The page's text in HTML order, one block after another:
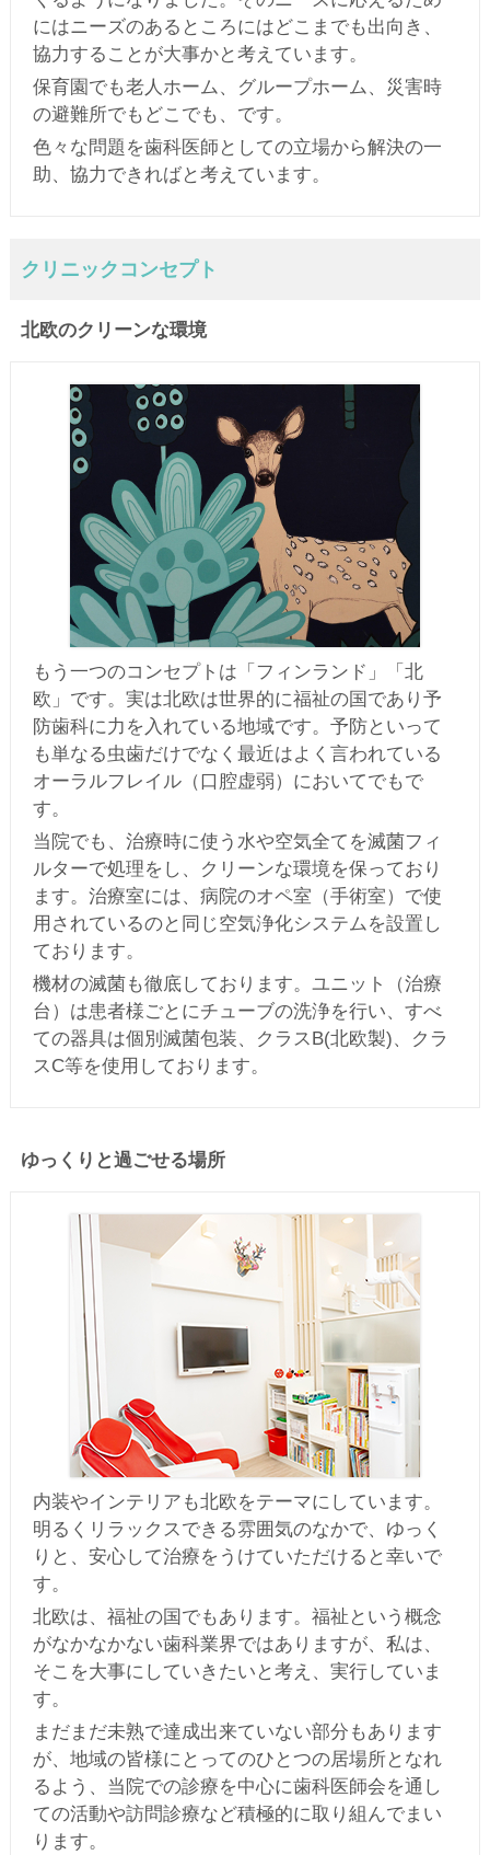
にはニーズのあるところにはどこまでも出向き、
協力することが大事かと考えています。
保育園でも老人ホーム、グループホーム、災害時
の避難所でもどこでも、です。
色々な問題を歯科医師としての立場から解決の一
助、協力できればと考えています。
クリニックコンセプト
北欧のクリーンな環境
もう一つのコンセプトは「フィンランド」「北
欧」です。実は北欧は世界的に福祉の国であり予
防歯科に力を入れている地域です。予防といって
も単なる虫歯だけでなく最近はよく言われている
オーラルフレイル（口腔虚弱）においてでもで
す。
当院でも、治療時に使う水や空気全てを滅菌フィ
ルターで処理をし、クリーンな環境を保っており
ます。治療室には、病院のオペ室（手術室）で使
用されているのと同じ空気浄化システムを設置し
ております。
機材の滅菌も徹底しております。ユニット（治療
台）は患者様ごとにチューブの洗浄を行い、すべ
ての器具は個別滅菌包装、クラスB(北欧製)、クラ
スC等を使用しております。
ゆっくりと過ごせる場所
内装やインテリアも北欧をテーマにしています。
明るくリラックスできる雰囲気のなかで、ゆっく
りと、安心して治療をうけていただけると幸いで
す。
北欧は、福祉の国でもあります。福祉という概念
がなかなかない歯科業界ではありますが、私は、
そこを大事にしていきたいと考え、実行していま
す。
まだまだ未熟で達成出来ていない部分もあります
が、地域の皆様にとってのひとつの居場所となれ
るよう、当院での診療を中心に歯科医師会を通し
ての活動や訪問診療など積極的に取り組んでまい
ります。